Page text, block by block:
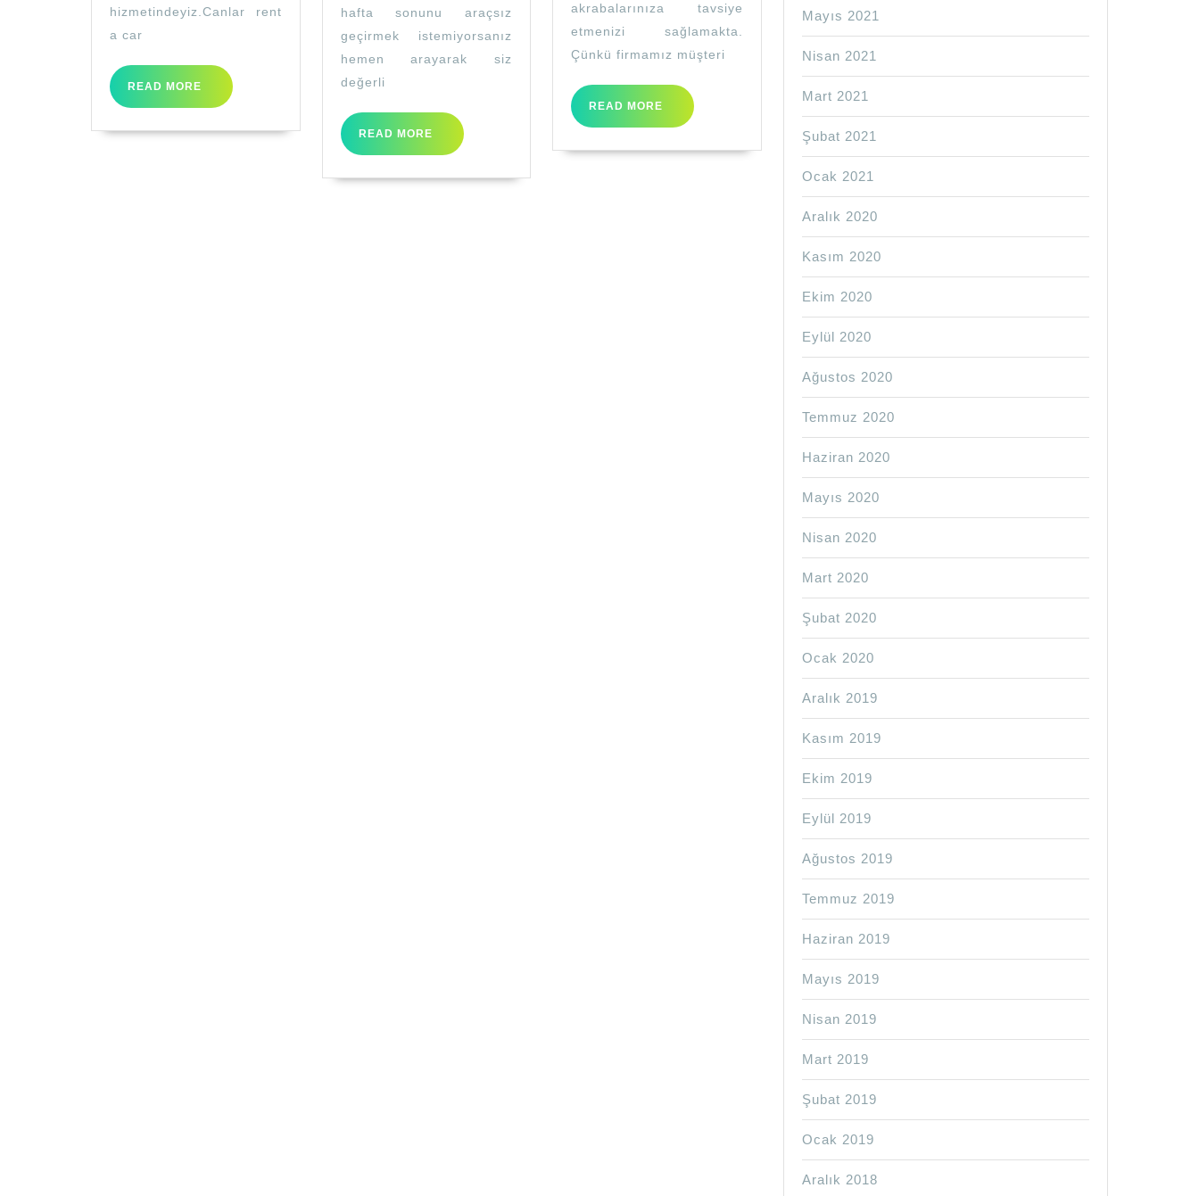
hizmetindeyiz.Canlar rent
a car
READ MORE
READ
MORE
hafta sonunu araçsız
geçirmek istemiyorsanız
hemen arayarak siz
değerli
READ MORE
READ
MORE
akrabalarınıza tavsiye
etmenizi sağlamakta.
Çünkü firmamız müşteri
READ MORE
READ
MORE
Mayıs 2021
Nisan 2021
Mart 2021
Şubat 2021
Ocak 2021
Aralık 2020
Kasım 2020
Ekim 2020
Eylül 2020
Ağustos 2020
Temmuz 2020
Haziran 2020
Mayıs 2020
Nisan 2020
Mart 2020
Şubat 2020
Ocak 2020
Aralık 2019
Kasım 2019
Ekim 2019
Eylül 2019
Ağustos 2019
Temmuz 2019
Haziran 2019
Mayıs 2019
Nisan 2019
Mart 2019
Şubat 2019
Ocak 2019
Aralık 2018